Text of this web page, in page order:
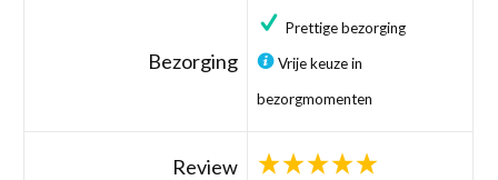
Bezorging
Prettige bezorging
Vrije keuze in
bezorgmomenten
Review